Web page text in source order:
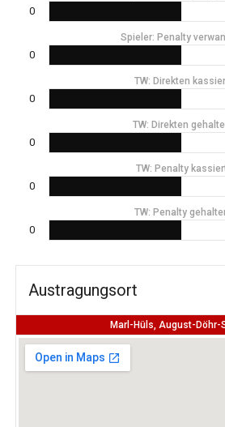
0
Spieler: Penalty
0
TW: Direkten
0
TW: Direkten
0
TW: Penalty
0
TW: Penalty
0
Austragungsort
Marl-Hüls, August-Döhr-